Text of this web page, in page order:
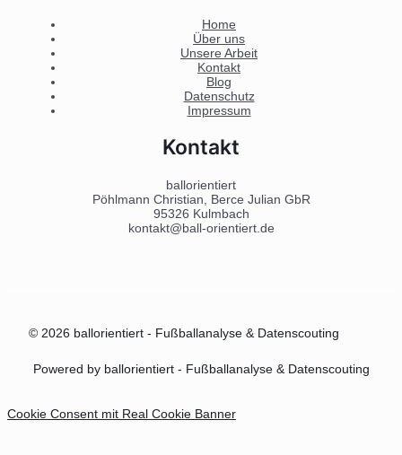
Home
Über uns
Unsere Arbeit
Kontakt
Blog
Datenschutz
Impressum
Kontakt
ballorientiert
Pöhlmann Christian, Berce Julian GbR
95326 Kulmbach
kontakt@ball-orientiert.de
© 2026 ballorientiert - Fußballanalyse & Datenscouting
Powered by ballorientiert - Fußballanalyse & Datenscouting
Cookie Consent mit Real Cookie Banner